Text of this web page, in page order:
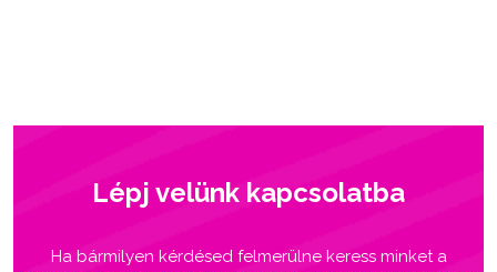
Lépj velünk kapcsolatba
Ha bármilyen kérdésed felmerülne keress minket a